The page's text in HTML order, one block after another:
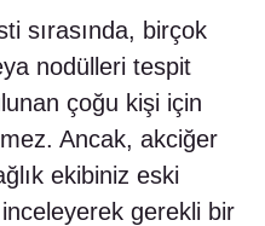
sırasında, birçok
nodülleri tespit
çoğu kişi için
Ancak, akciğer
ekibiniz eski
gerekli bir